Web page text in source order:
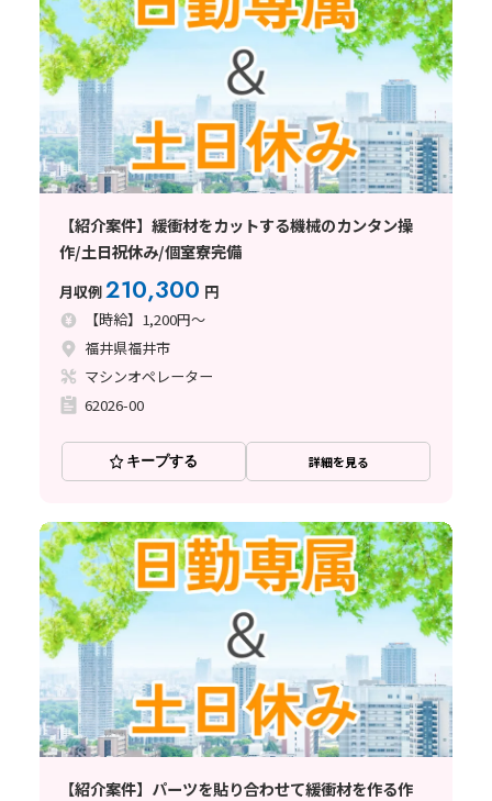
【紹介案件】緩衝材をカットする機械のカンタン操
作/土日祝休み/個室寮完備
月収例210,300 円
【時給】1,200円～
福井県福井市
マシンオペレーター
62026-00
キープする 詳細を見る
【紹介案件】パーツを貼り合わせて緩衝材を作る作